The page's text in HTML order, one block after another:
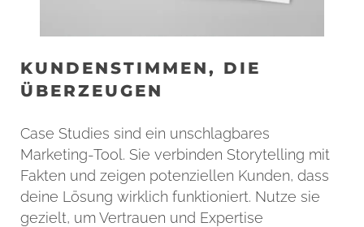
KUNDENSTIMMEN, DIE
ÜBERZEUGEN
Case Studies sind ein unschlagbares
Marketing-Tool. Sie verbinden Storytelling mit
Fakten und zeigen potenziellen Kunden, dass
deine Lösung wirklich funktioniert. Nutze sie
gezielt, um Vertrauen und Expertise